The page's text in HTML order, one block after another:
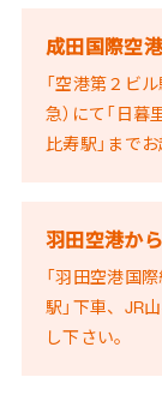
成田国際空
「空港第２ビ
急）にて「日
比寿駅」まで
羽田空港から
「羽田空港国
駅」下車、JR
し下さい。